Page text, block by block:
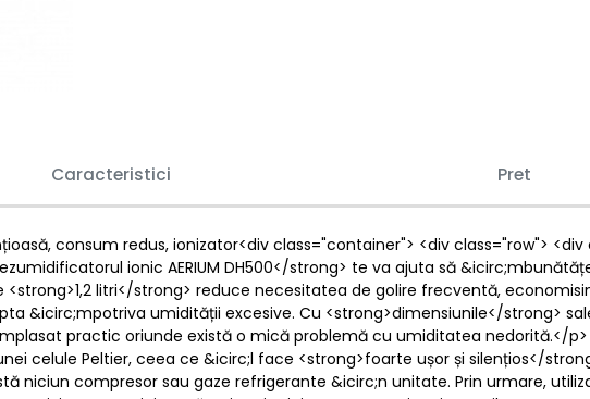
Caracteristici Pret
consum redus, ionizator<div class="container"> <div class="row">
ionic AERIUM DH500</strong> te va ajuta să
litri</strong> reduce necesitatea de golire frecventă,
&icirc;mpotriva umidității excesive. Cu <strong>dimensiunile</strong>
practic oriunde există o mică problemă cu umiditatea nedorită.</p>
celule Peltier, ceea ce &icirc;l face <strong>foarte ușor și silențios</
niciun compresor sau gaze refrigerante &icirc;n unitate. Prin urmare,